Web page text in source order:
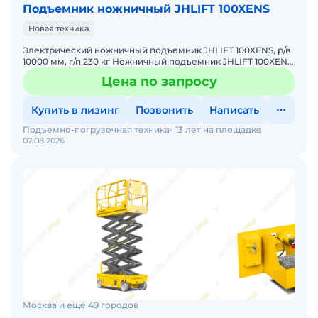
Подъемник ножничный JHLIFT 100XENS
Новая техника
Электрический ножничный подъемник JHLIFT 100XENS, р/в
10000 мм, г/п 230 кг Ножничный подъемник JHLIFT 100XENS
предназначен на выполнении ремонтных, строительно
Цена по запросу
Купить в лизинг Позвонить Написать
07.08.2026
Подъемно-погрузочная техника 13 лет на площадке
Москва и ещё 49 городов